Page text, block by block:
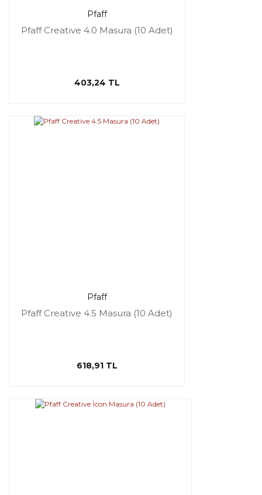
Pfaff
Pfaff Creative 4.0 Masura (10 Adet)
403,24 TL
Pfaff
Pfaff Creative 4.5 Masura (10 Adet)
618,91 TL